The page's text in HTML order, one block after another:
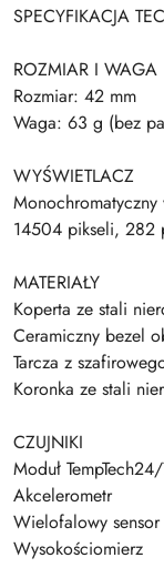
SPECYFIKACJA
ROZMIAR I WAGA
Rozmiar: 42 mm
Waga: 63 g (bez
WYŚWIETLACZ
14504 pikseli, 282
MATERIAŁY
Koperta ze stali
Ceramiczny bezel
Tarcza z
Koronka ze stali
CZUJNIKI
Moduł
Akcelerometr
Wielofalowy sensor
Wysokościomierz